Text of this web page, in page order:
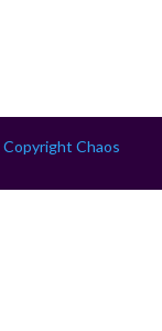
Copyright Chaos